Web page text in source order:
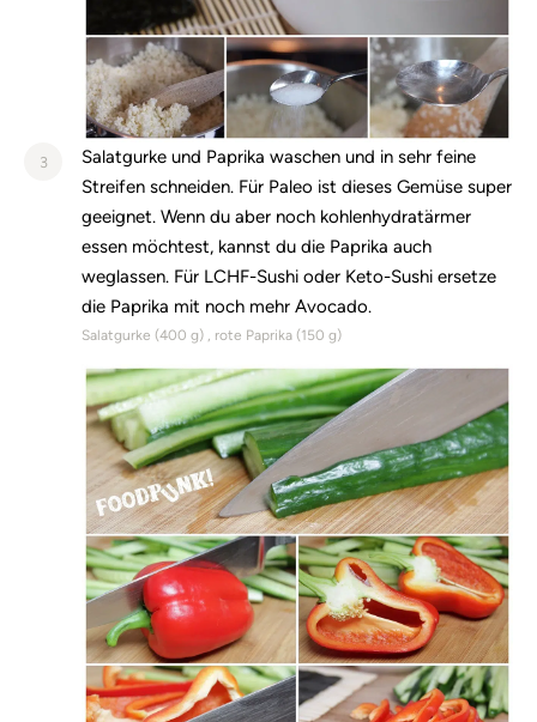
3
Salatgurke und Paprika waschen und in sehr feine
Streifen schneiden. Für Paleo ist dieses Gemüse super
geeignet. Wenn du aber noch kohlenhydratärmer
essen möchtest, kannst du die Paprika auch
weglassen. Für LCHF-Sushi oder Keto-Sushi ersetze
die Paprika mit noch mehr Avocado.
Salatgurke (400 g) rote Paprika (150 g)